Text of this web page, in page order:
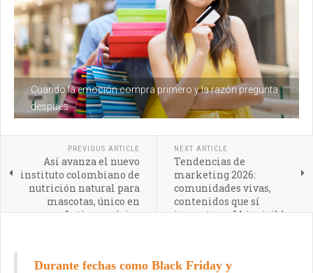
Cuando la emoción compra primero y la razón pregunta
después
PREVIOUS ARTICLE
Así avanza el nuevo
instituto colombiano de
nutrición natural para
mascotas, único en
Latinoamérica
NEXT ARTICLE
Tendencias de
marketing 2026:
comunidades vivas,
contenidos que sí
importan e IA invisible
Durante fechas como Black Friday y